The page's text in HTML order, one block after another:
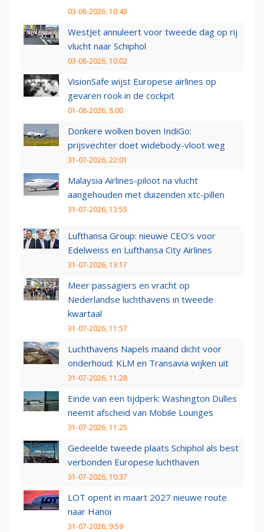
03-08-2026, 10:43
WestJet annuleert voor tweede dag op rij
vlucht naar Schiphol
03-08-2026, 10:02
VisionSafe wijst Europese airlines op
gevaren rook in de cockpit
01-08-2026, 8:00
Donkere wolken boven IndiGo:
prijsvechter doet widebody-vloot weg
31-07-2026, 22:01
Malaysia Airlines-piloot na vlucht
aangehouden met duizenden xtc-pillen
31-07-2026, 13:55
Lufthansa Group: nieuwe CEO’s voor
Edelweiss en Lufthansa City Airlines
31-07-2026, 13:17
Meer passagiers en vracht op
Nederlandse luchthavens in tweede
kwartaal
31-07-2026, 11:57
Luchthavens Napels maand dicht voor
onderhoud: KLM en Transavia wijken uit
31-07-2026, 11:28
Einde van een tijdperk: Washington Dulles
neemt afscheid van Mobile Lounges
31-07-2026, 11:25
Gedeelde tweede plaats Schiphol als best
verbonden Europese luchthaven
31-07-2026, 10:37
LOT opent in maart 2027 nieuwe route
naar Hanoi
31-07-2026, 9:59